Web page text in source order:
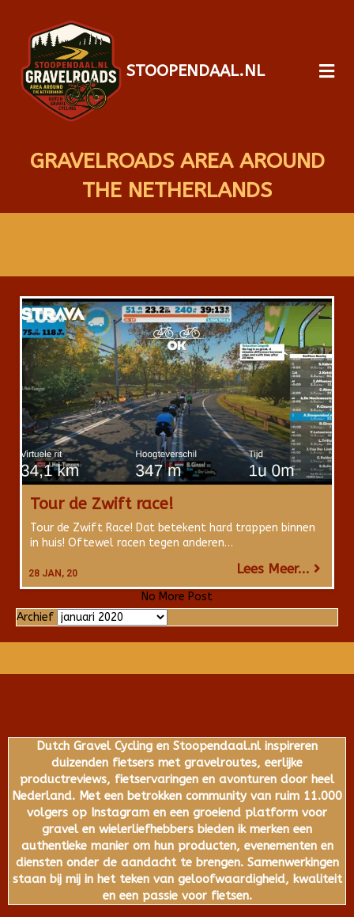
STOOPENDAAL.NL
GRAVELROADS AREA AROUND
THE NETHERLANDS
Tour de Zwift race!
28 JAN, 20
Tour de Zwift Race! Dat betekent hard trappen binnen
in huis! Oftewel racen tegen anderen…
Lees Meer...
No More Post
Archief Archief
Dutch Gravel Cycling en Stoopendaal.nl inspireren
duizenden fietsers met gravelroutes, eerlijke
productreviews, fietservaringen en avonturen door heel
Nederland. Met een betrokken community van ruim 11.000
volgers op Instagram en een groeiend platform voor
gravel en wielerliefhebbers bieden ik merken een
authentieke manier om hun producten, evenementen en
diensten onder de aandacht te brengen. Samenwerkingen
staan bij mij in het teken van geloofwaardigheid, kwaliteit
en een passie voor fietsen.